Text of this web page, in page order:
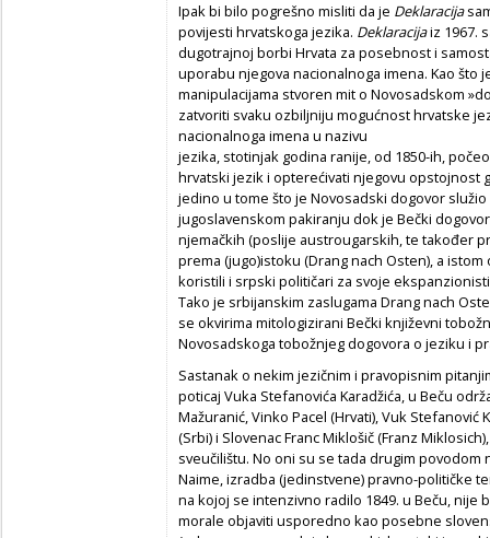
Ipak bi bilo pogrešno misliti da je Deklaracija
povijesti hrvatskoga jezika. Deklaracijaiz 1967.
dugotrajnoj borbi Hrvata za posebnost i
uporabu njegova nacionalnoga imena. Kao što
manipulacijama stvoren mit o Novosadskom
zatvoriti svaku ozbiljniju mogućnost hrvatske
nacionalnoga imena u nazivu
jezika, stotinjak godina ranije, od 1850-ih,
hrvatski jezik i opterećivati njegovu opstojnost
jedino u tome što je Novosadski dogovor
jugoslavenskom pakiranju dok je Bečki
njemačkih (poslije austro­ugarskih, te također
prema (jugo)istoku (Drang nach Osten), a
koristili i srpski političari za svoje
Tako je srbijanskim zaslugama Drang nach
se okvirima mitologizirani Bečki književni
Novosadskoga tobožnjeg dogovora o jeziku i
Sastanak o nekim jezičnim i pravopisnim
poticaj Vuka Stefanovića Kara­džića, u Beču
Mažuranić, Vinko Pacel (Hrvati), Vuk Stefanović
(Srbi) i Slovenac Franc Miklošič (Franz
sveučilištu. No oni su se tada drugim
Naime, izradba (jedinstvene) pravno-političke
na kojoj se intenzivno radilo 1849. u Beču, nije
morale objaviti usporedno kao posebne